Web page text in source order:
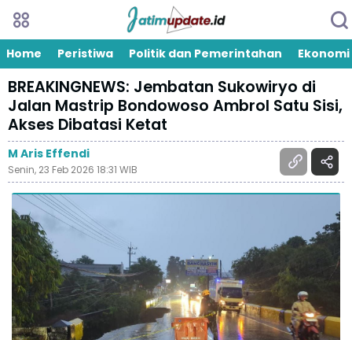
Home Peristiwa Politik dan Pemerintahan Ekonomi
BREAKINGNEWS: Jembatan Sukowiryo di
Jalan Mastrip Bondowoso Ambrol Satu Sisi,
Akses Dibatasi Ketat
M Aris Effendi
Senin, 23 Feb 2026 18:31 WIB